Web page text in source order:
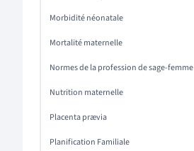
Morbidité néonatale
Mortalité maternelle
Normes de la profession de sage-femme
Nutrition maternelle
Placenta prævia
Planification Familiale